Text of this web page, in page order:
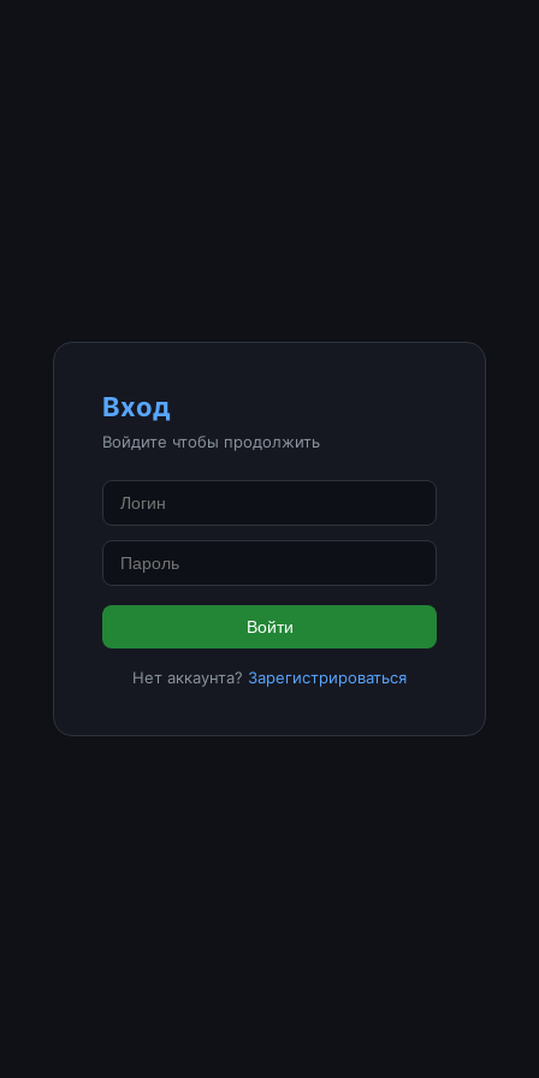
Вход
Войдите чтобы продолжить
Войти
Нет аккаунта? Зарегистрироваться